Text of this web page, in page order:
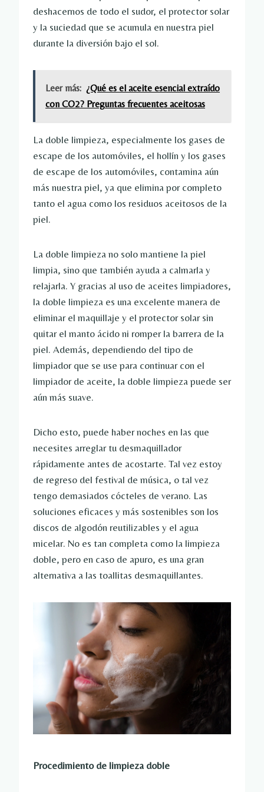
deshacernos de todo el sudor, el protector solar
y la suciedad que se acumula en nuestra piel
durante la diversión bajo el sol.
Leer más: ¿Qué es el aceite esencial extraído
con CO2? Preguntas frecuentes aceitosas
La doble limpieza, especialmente los gases de
escape de los automóviles, el hollín y los gases
de escape de los automóviles, contamina aún
más nuestra piel, ya que elimina por completo
tanto el agua como los residuos aceitosos de la
piel.
La doble limpieza no solo mantiene la piel
limpia, sino que también ayuda a calmarla y
relajarla. Y gracias al uso de aceites limpiadores,
la doble limpieza es una excelente manera de
eliminar el maquillaje y el protector solar sin
quitar el manto ácido ni romper la barrera de la
piel. Además, dependiendo del tipo de
limpiador que se use para continuar con el
limpiador de aceite, la doble limpieza puede ser
aún más suave.
Dicho esto, puede haber noches en las que
necesites arreglar tu desmaquillador
rápidamente antes de acostarte. Tal vez estoy
de regreso del festival de música, o tal vez
tengo demasiados cócteles de verano. Las
soluciones eficaces y más sostenibles son los
discos de algodón reutilizables y el agua
micelar. No es tan completa como la limpieza
doble, pero en caso de apuro, es una gran
alternativa a las toallitas desmaquillantes.
Procedimiento de limpieza doble